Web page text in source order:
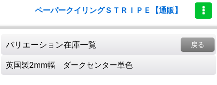
ペーパークイリングＳＴＲＩＰＥ【通販】
バリエーション在庫一覧 戻る
英国製2mm幅 ダークセンター単色